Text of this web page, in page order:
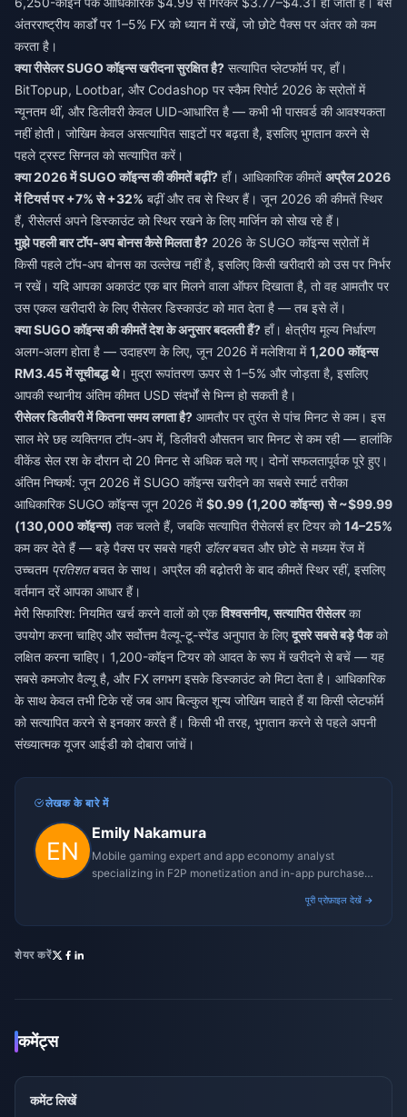
अंतरराष्ट्रीय कार्डों पर 1–5% FX को ध्यान में रखें, जो छोटे पैक्स पर अंतर को कम
करता है।
क्या रीसेलर SUGO कॉइन्स खरीदना सुरक्षित है? सत्यापित प्लेटफॉर्म पर, हाँ।
BitTopup, Lootbar, और Codashop पर स्कैम रिपोर्ट 2026 के स्रोतों में
न्यूनतम थीं, और डिलीवरी केवल UID-आधारित है — कभी भी पासवर्ड की आवश्यकता
नहीं होती। जोखिम केवल असत्यापित साइटों पर बढ़ता है, इसलिए भुगतान करने से
पहले ट्रस्ट सिग्नल को सत्यापित करें।
क्या 2026 में SUGO कॉइन्स की कीमतें बढ़ीं? हाँ। आधिकारिक कीमतें अप्रैल 2026
में टियर्स पर +7% से +32% बढ़ीं और तब से स्थिर हैं। जून 2026 की कीमतें स्थिर
हैं, रीसेलर्स अपने डिस्काउंट को स्थिर रखने के लिए मार्जिन को सोख रहे हैं।
मुझे पहली बार टॉप-अप बोनस कैसे मिलता है? 2026 के SUGO कॉइन्स स्रोतों में
किसी पहले टॉप-अप बोनस का उल्लेख नहीं है, इसलिए किसी खरीदारी को उस पर निर्भर
न रखें। यदि आपका अकाउंट एक बार मिलने वाला ऑफर दिखाता है, तो वह आमतौर पर
उस एकल खरीदारी के लिए रीसेलर डिस्काउंट को मात देता है — तब इसे लें।
क्या SUGO कॉइन्स की कीमतें देश के अनुसार बदलती हैं? हाँ। क्षेत्रीय मूल्य निर्धारण
अलग-अलग होता है — उदाहरण के लिए, जून 2026 में मलेशिया में1,200 कॉइन्स
RM3.45 में सूचीबद्ध थे। मुद्रा रूपांतरण ऊपर से 1–5% और जोड़ता है, इसलिए
आपकी स्थानीय अंतिम कीमत USD संदर्भों से भिन्न हो सकती है।
रीसेलर डिलीवरी में कितना समय लगता है? आमतौर पर तुरंत से पांच मिनट से कम। इस
साल मेरे छह व्यक्तिगत टॉप-अप में, डिलीवरी औसतन चार मिनट से कम रही — हालांकि
वीकेंड सेल रश के दौरान दो 20 मिनट से अधिक चले गए। दोनों सफलतापूर्वक पूरे हुए।
अंतिम निष्कर्ष: जून 2026 में SUGO कॉइन्स खरीदने का सबसे स्मार्ट तरीका
आधिकारिक SUGO कॉइन्स जून 2026 में$0.99 (1,200 कॉइन्स) से ~$99.99
(130,000 कॉइन्स) तक चलते हैं, जबकि सत्यापित रीसेलर्स हर टियर को14–25%
कम कर देते हैं — बड़े पैक्स पर सबसे गहरी डॉलरबचत और छोटे से मध्यम रेंज में
उच्चतम प्रतिशतबचत के साथ। अप्रैल की बढ़ोतरी के बाद कीमतें स्थिर रहीं, इसलिए
वर्तमान दरें आपका आधार हैं।
मेरी सिफारिश: नियमित खर्च करने वालों को एकविश्वसनीय, सत्यापित रीसेलरका
उपयोग करना चाहिए और सर्वोत्तम वैल्यू-टू-स्पेंड अनुपात के लिएदूसरे सबसे बड़े पैकको
लक्षित करना चाहिए। 1,200-कॉइन टियर को आदत के रूप में खरीदने से बचें — यह
सबसे कमजोर वैल्यू है, और FX लगभग इसके डिस्काउंट को मिटा देता है। आधिकारिक
के साथ केवल तभी टिके रहें जब आप बिल्कुल शून्य जोखिम चाहते हैं या किसी प्लेटफॉर्म
को सत्यापित करने से इनकार करते हैं। किसी भी तरह, भुगतान करने से पहले अपनी
संख्यात्मक यूजर आईडी को दोबारा जांचें।
लेखक के बारे में
Emily Nakamura
Mobile gaming expert and app economy analyst
specializing in F2P monetization and in-app purchase
पूरी प्रोफ़ाइल देखें →
शेयर करें
कमेंट्स
कमेंट लिखें